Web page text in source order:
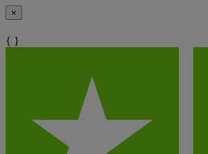
×
{ }